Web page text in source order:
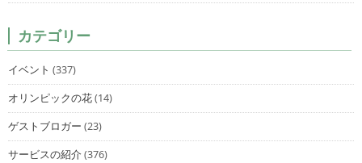
カテゴリー
イベント (337)
オリンピックの花(14)
ゲストブロガー (23)
サービスの紹介(376)